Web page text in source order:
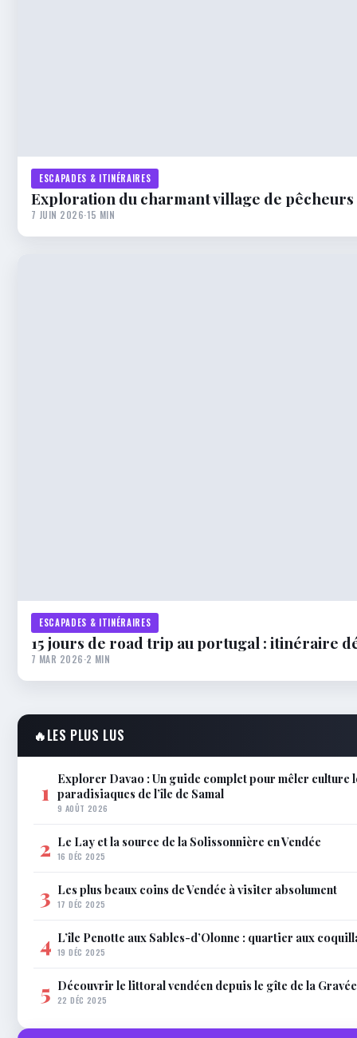
ESCAPADES & ITINÉRAIRES
Exploration du charmant village de pêcheurs
7 JUIN 2026·15 MIN
ESCAPADES & ITINÉRAIRES
15 jours de road trip au portugal : itinéraire
7 MAR 2026·2 MIN
🔥LES PLUS LUS
1 Explorer Davao : Un guide complet pour mêler culture
paradisiaques de l’île de Samal
9 AOÛT 2026
2 Le Lay et la source de la Solissonnière en Vendée
16 DÉC 2025
3 Les plus beaux coins de Vendée à visiter absolument
17 DÉC 2025
4 L’île Penotte aux Sables-d’Olonne : quartier aux
19 DÉC 2025
5 Découvrir le littoral vendéen depuis le gîte de la Gravée
22 DÉC 2025